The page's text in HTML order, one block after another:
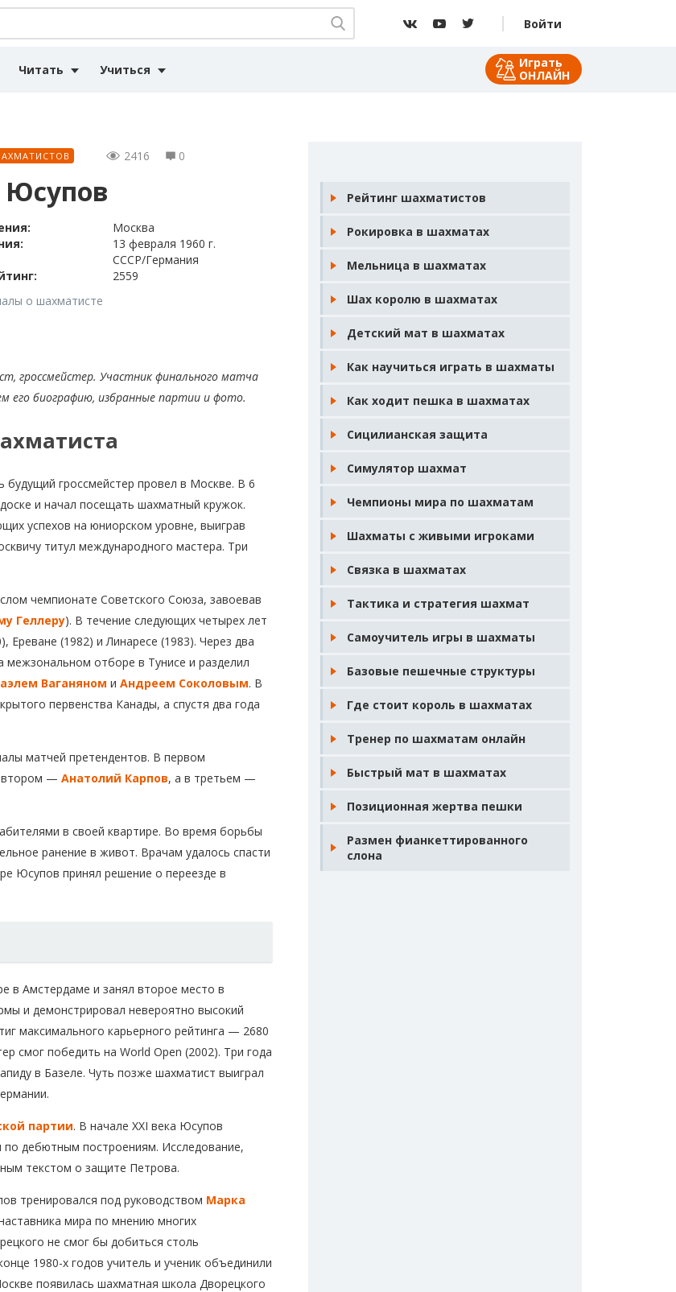
Войти
Читать Учиться
Играть
ОНЛАЙН
2416 0
Юсупов
Москва
13 февраля 1960 г.
СССР/Германия
2559
о шахматисте
гроссмейстер. Участник финального матча
его биографию, избранные партии и фото.
будущий гроссмейстер провел в Москве. В 6
и начал посещать шахматный кружок.
успехов на юниорском уровне, выиграв
титул международного мастера. Три
чемпионате Советского Союза, завоевав
Геллеру). В течение следующих четырех лет
Ереване (1982) и Линаресе (1983). Через два
межзональном отборе в Тунисе и разделил
Ваганяном и Андреем Соколовым. В
первенства Канады, а спустя два года
матчей претендентов. В первом
втором — Анатолий Карпов, а в третьем —
в своей квартире. Во время борьбы
ранение в живот. Врачам удалось спасти
Юсупов принял решение о переезде в
в Амстердаме и занял второе место в
и демонстрировал невероятно высокий
максимального карьерного рейтинга — 2680
смог победить на World Open (2002). Три года
в Базеле. Чуть позже шахматист выиграл
партии. В начале XXI века Юсупов
по дебютным построениям. Исследование,
текстом о защите Петрова.
тренировался под руководством Марка
мира по мнению многих
не смог бы добиться столь
1980-х годов учитель и ученик объединили
появилась шахматная школа Дворецкого
Рейтинг шахматистов
Рокировка в шахматах
Мельница в шахматах
Шах королю в шахматах
Детский мат в шахматах
Как научиться играть в шахматы
Как ходит пешка в шахматах
Сицилианская защита
Симулятор шахмат
Чемпионы мира по шахматам
Шахматы с живыми игроками
Связка в шахматах
Тактика и стратегия шахмат
Самоучитель игры в шахматы
Базовые пешечные структуры
Где стоит король в шахматах
Тренер по шахматам онлайн
Быстрый мат в шахматах
Позиционная жертва пешки
Размен фианкеттированного
слона